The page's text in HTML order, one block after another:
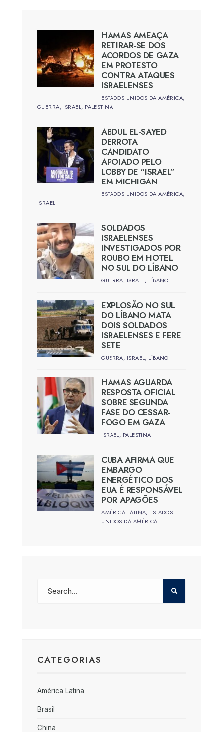
HAMAS AMEAÇA
RETIRAR-SE DOS
ACORDOS DE GAZA
EM PROTESTO
CONTRA ATAQUES
ISRAELENSES
ESTADOS UNIDOS DA AMÉRICA,
GUERRA, ISRAEL, PALESTINA
ABDUL EL-SAYED
DERROTA
CANDIDATO
APOIADO PELO
LOBBY DE “ISRAEL”
EM MICHIGAN
ESTADOS UNIDOS DA AMÉRICA,
ISRAEL
SOLDADOS
ISRAELENSES
INVESTIGADOS POR
ROUBO EM HOTEL
NO SUL DO LÍBANO
GUERRA, ISRAEL, LÍBANO
EXPLOSÃO NO SUL
DO LÍBANO MATA
DOIS SOLDADOS
ISRAELENSES E FERE
SETE
GUERRA, ISRAEL, LÍBANO
HAMAS AGUARDA
RESPOSTA OFICIAL
SOBRE SEGUNDA
FASE DO CESSAR-
FOGO EM GAZA
ISRAEL, PALESTINA
CUBA AFIRMA QUE
EMBARGO
ENERGÉTICO DOS
EUA É RESPONSÁVEL
POR APAGÕES
AMÉRICA LATINA, ESTADOS
UNIDOS DA AMÉRICA
CATEGORIAS
América Latina
Brasil
China